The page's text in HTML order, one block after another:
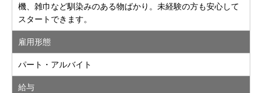
機、雑巾など馴染みのある物ばかり。未経験の方も安心して
スタートできます。
雇用形態
パート・アルバイト
給与